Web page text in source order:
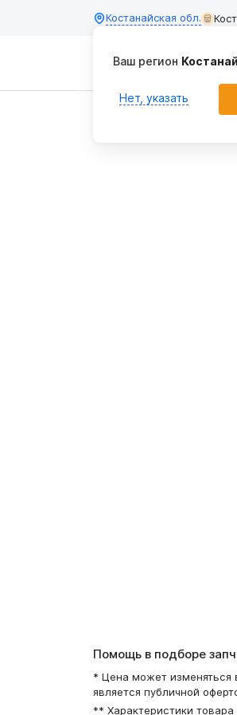
Костанайская обл.
Системы полива
Помощь в подборе
* Цена может изменяться
является публичной
** Характеристики товара
Ваш регион
Нет, указать